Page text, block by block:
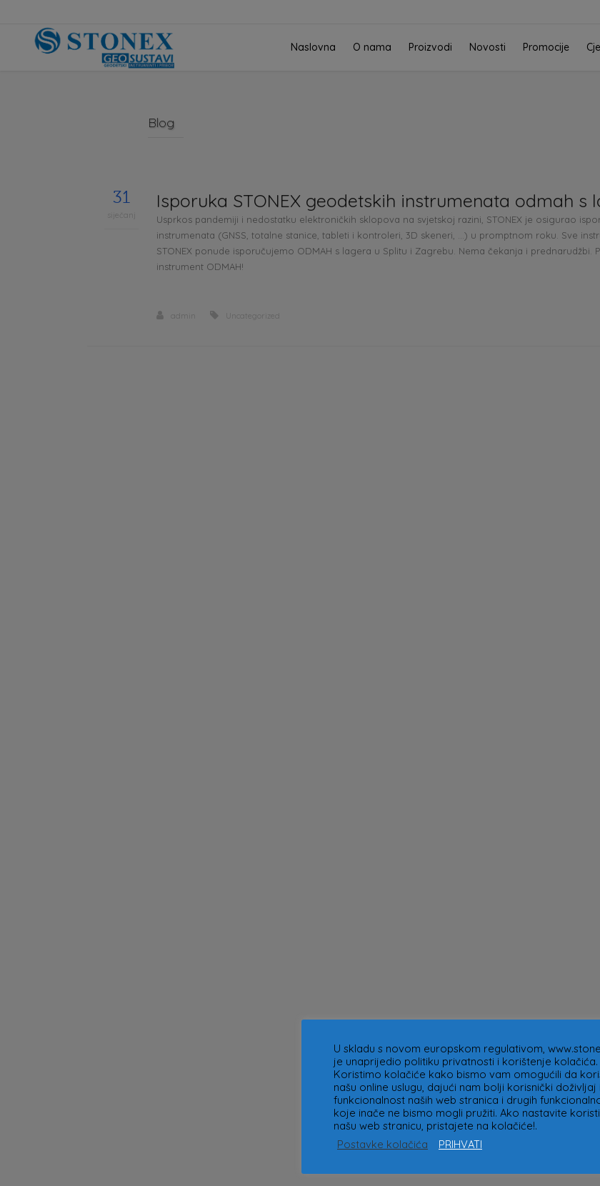
Naslovna O nama Proizvodi Novosti Promocije
Blog
31
siječanj
Isporuka STONEX geodetskih instrumenata odmah s
Usprkos pandemiji i nedostatku elektroničkih sklopova na svjetskoj razini, STONEX je osigurao
instrumenata (GNSS, totalne stanice, tableti i kontroleri, 3D skeneri, …) u promptnom roku. Sve
STONEX ponude isporučujemo ODMAH s lagera u Splitu i Zagrebu. Nema čekanja i prednarudžbi.
instrument ODMAH!
admin Uncategorized
U skladu s novom europskom regulativom,
je unaprijedio politiku privatnosti i korištenje kolačića.
Koristimo kolačiće kako bismo vam omogućili da
našu online uslugu, dajući nam bolji korisnički doživljaj i
funkcionalnost naših web stranica i drugih
koje inače ne bismo mogli pružiti. Ako nastavite
našu web stranicu, pristajete na kolačiće!.
Postavke kolačića
PRIHVATI